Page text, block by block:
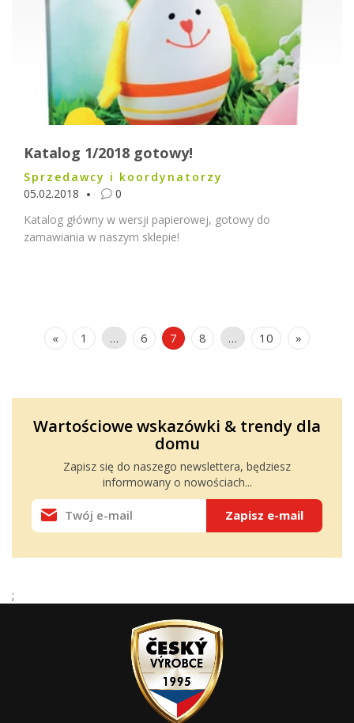
Katalog 1/2018 gotowy!
Sprzedawcy i koordynatorzy
05.02.2018
0
Katalog główny w wersji papierowej, gotowy do
zamawiania w naszym sklepie!
« 1 … 6 7 8 … 10 »
Wartościowe wskazówki & trendy dla
domu
Zapisz się do naszego newslettera, będziesz
informowany o nowościach...
Zapisz e-mail
;